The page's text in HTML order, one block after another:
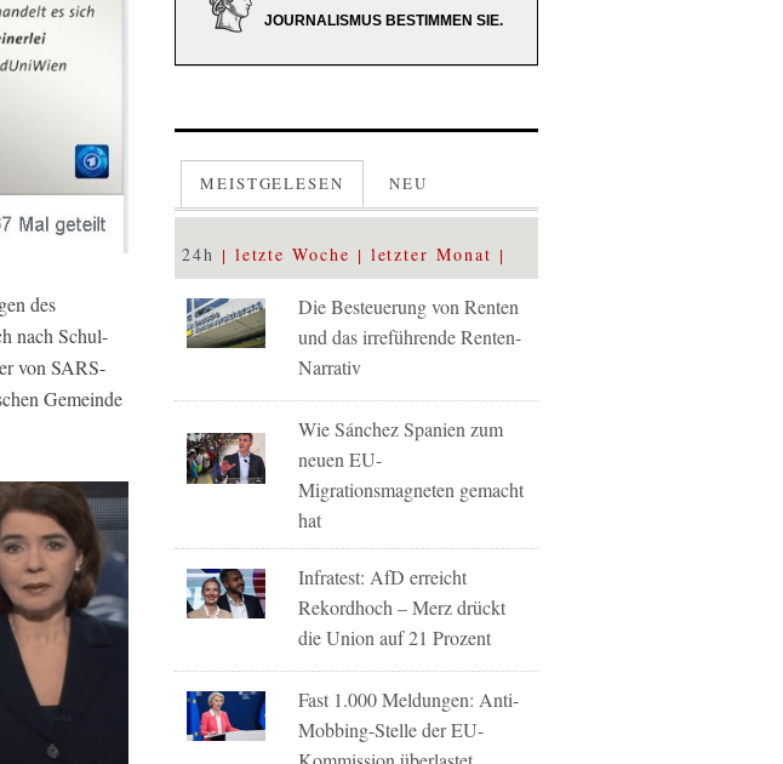
des
nach Schul-
von SARS-
Gemeinde
JOURNALISMUS BESTIMMEN SIE.
MEISTGELESEN NEU
24h letzte Woche letzter Monat
Die Besteuerung von Renten
und das irreführende Renten-
Narrativ
Wie Sánchez Spanien zum
neuen EU-
Migrationsmagneten gemacht
hat
Infratest: AfD erreicht
Rekordhoch – Merz drückt
die Union auf 21 Prozent
Fast 1.000 Meldungen: Anti-
Mobbing-Stelle der EU-